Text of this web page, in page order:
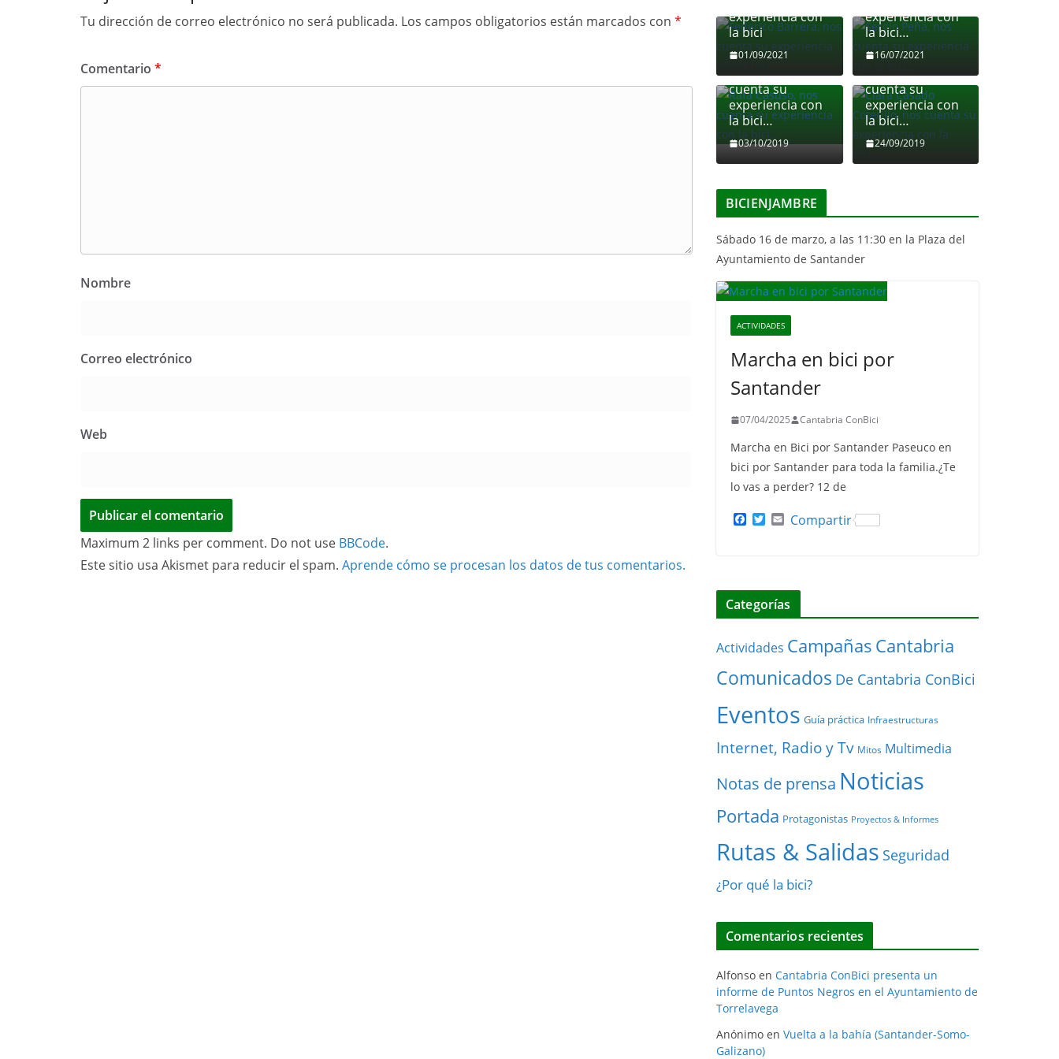
Tu dirección de correo electrónico no será publicada. Los campos obligatorios están marcados con *
Comentario *
Nombre
Correo electrónico
Web
Maximum 2 links per comment. Do not use BBCode.
Este sitio usa Akismet para reducir el spam. Aprende cómo se procesan los datos de tus comentarios.
experiencia con
la bici
01/09/2021
experiencia con
la bici…
16/07/2021
Rafa Casuso, nos
cuenta su
experiencia con
la bici…
03/10/2019
Clara Casado
Coterillo, nos
cuenta su
experiencia con
la bici…
24/09/2019
BICIENJAMBRE
Sábado 16 de marzo, a las 11:30 en la Plaza del
Ayuntamiento de Santander
ACTIVIDADES
Marcha en bici por
Santander
07/04/2025 Cantabria ConBici
Marcha en Bici por Santander Paseuco en
bici por Santander para toda la familia.¿Te
lo vas a perder? 12 de
o
k
T
r
Compartir
Categorías
Actividades Campañas Cantabria
Comunicados De Cantabria ConBici
Eventos Guía práctica Infraestructuras
Internet, Radio y Tv Mitos Multimedia
Notas de prensa Noticias
Portada Protagonistas Proyectos & Informes
Rutas & Salidas Seguridad
¿Por qué la bici?
Comentarios recientes
Alfonso en Cantabria ConBici presenta un
informe de Puntos Negros en el Ayuntamiento de
Torrelavega
Anónimo en Vuelta a la bahía (Santander-Somo-
Galizano)